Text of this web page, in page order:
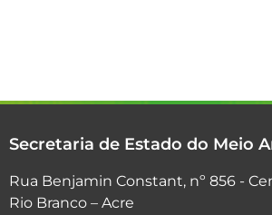
Secretaria de Estado do Meio
Rua Benjamin Constant, nº 856 -
Rio Branco – Acre